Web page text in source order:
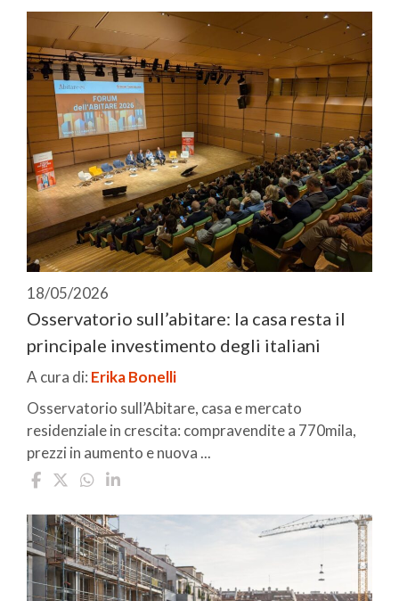
18/05/2026
Osservatorio sull’abitare: la casa resta il
principale investimento degli italiani
A cura di: Erika Bonelli
Osservatorio sull’Abitare, casa e mercato
residenziale in crescita: compravendite a 770mila,
prezzi in aumento e nuova ...